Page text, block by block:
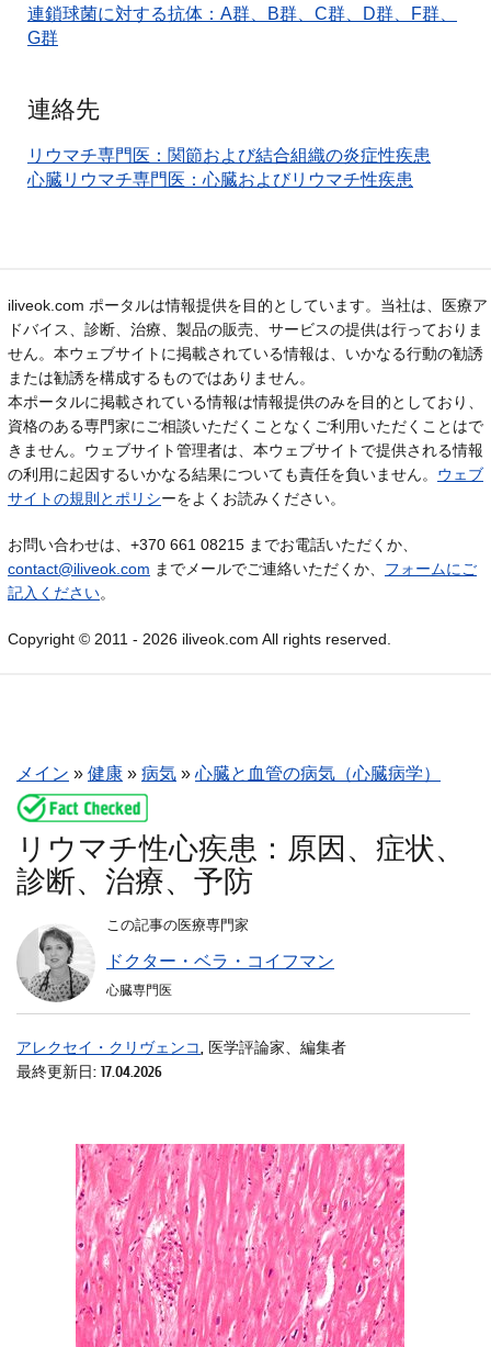
連鎖球菌に対する抗体：A群、B群、C群、D群、F群、
G群
連絡先
リウマチ専門医：関節および結合組織の炎症性疾患
心臓リウマチ専門医：心臓およびリウマチ性疾患
iliveok.com ポータルは情報提供を目的としています。当社は、医療ア
ドバイス、診断、治療、製品の販売、サービスの提供は行っておりま
せん。本ウェブサイトに掲載されている情報は、いかなる行動の勧誘
または勧誘を構成するものではありません。
本ポータルに掲載されている情報は情報提供のみを目的としており、
資格のある専門家にご相談いただくことなくご利用いただくことはで
きません。ウェブサイト管理者は、本ウェブサイトで提供される情報
の利用に起因するいかなる結果についても責任を負いません。 ウェブ
サイトの規則とポリシーをよくお読みください。
お問い合わせは、+370 661 08215 までお電話いただくか、
contact@iliveok.com までメールでご連絡いただくか、 フォームにご
記入ください。
Copyright © 2011 - 2026 iliveok.com All rights reserved.
メイン » 健康 » 病気 » 心臓と血管の病気（心臓病学）
リウマチ性心疾患：原因、症状、
診断、治療、予防
この記事の医療専門家
ドクター・ベラ・コイフマン
心臓専門医
アレクセイ・クリヴェンコ, 医学評論家、編集者
最終更新日: 17.04.2026